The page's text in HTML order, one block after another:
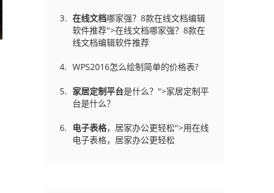
在线文档哪家强？8款在线文档编辑
软件推荐">在线文档哪家强？8款在
线文档编辑软件推荐
WPS2016怎么绘制简单的价格表?
家居定制平台是什么？">家居定制平
台是什么？
电子表格，居家办公更轻松">用在线
电子表格，居家办公更轻松